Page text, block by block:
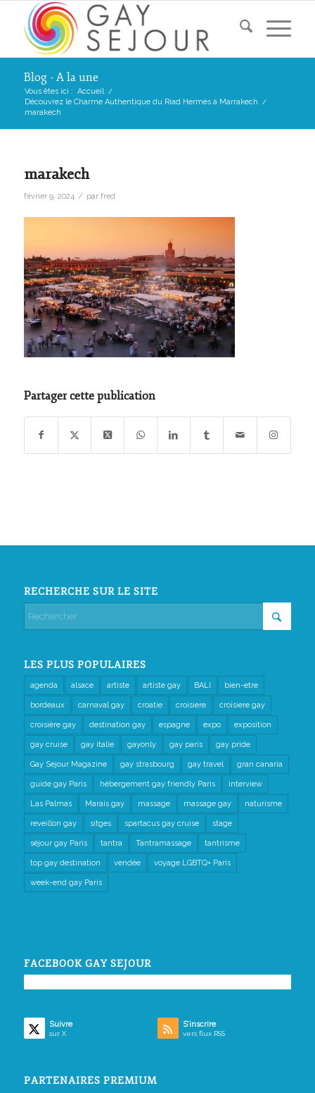
Blog - A la une
Vous êtes ici : Accueil /
Découvrez le Charme Authentique du Riad Hermès à Marrakech /
marakech
marakech
février 9, 2024 / par fred
Partager cette publication
RECHERCHE SUR LE SITE
LES PLUS POPULAIRES
agenda alsace artiste artiste gay BALI bien-etre
bordeaux carnaval gay croatie croisiere croisiere gay
croisière gay destination gay espagne expo exposition
gay cruise gay italie gayonly gay paris gay pride
Gay Sejour Magazine gay strasbourg gay travel gran canaria
guide gay Paris hébergement gay friendly Paris interview
Las Palmas Marais gay massage massage gay naturisme
reveillon gay sitges spartacus gay cruise stage
séjour gay Paris tantra Tantramassage tantrisme
top gay destination vendée voyage LGBTQ+ Paris
week-end gay Paris
FACEBOOK GAY SEJOUR
Suivre
sur X
S’inscrire
vers flux RSS
PARTENAIRES PREMIUM